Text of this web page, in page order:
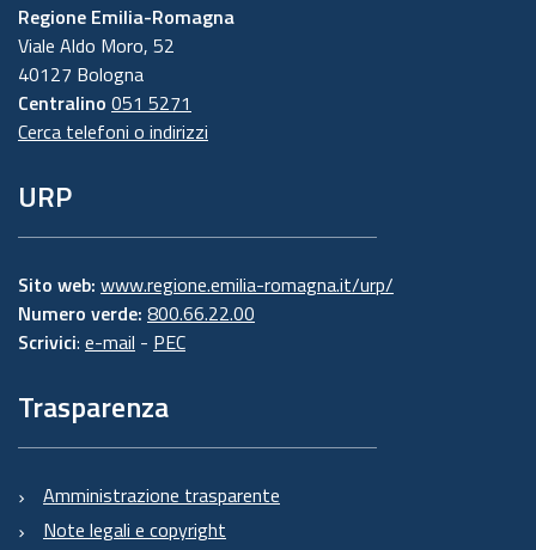
Regione Emilia-Romagna
Viale Aldo Moro, 52
40127 Bologna
Centralino 051 5271
Cerca telefoni o indirizzi
URP
Sito web: www.regione.emilia-romagna.it/urp/
Numero verde: 800.66.22.00
Scrivici: e-mail - PEC
Trasparenza
Amministrazione trasparente
Note legali e copyright